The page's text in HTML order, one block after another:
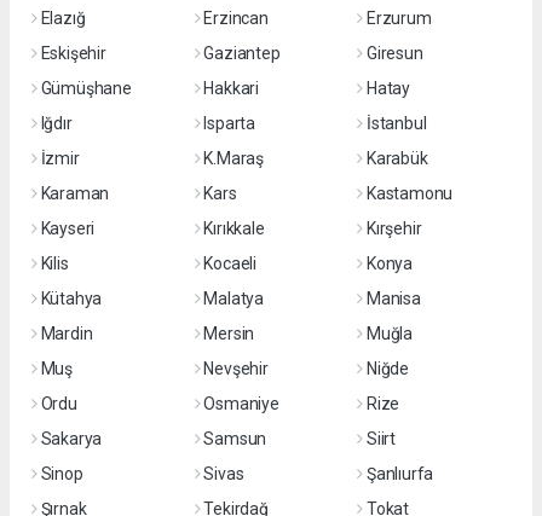
Elazığ
Erzincan
Erzurum
Eskişehir
Gaziantep
Giresun
Gümüşhane
Hakkari
Hatay
Iğdır
Isparta
İstanbul
İzmir
K.Maraş
Karabük
Karaman
Kars
Kastamonu
Kayseri
Kırıkkale
Kırşehir
Kilis
Kocaeli
Konya
Kütahya
Malatya
Manisa
Mardin
Mersin
Muğla
Muş
Nevşehir
Niğde
Ordu
Osmaniye
Rize
Sakarya
Samsun
Siirt
Sinop
Sivas
Şanlıurfa
Şırnak
Tekirdağ Tokat